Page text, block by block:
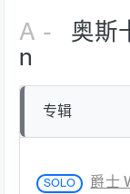
A -
奥斯
n
专辑
SOLO 爵士